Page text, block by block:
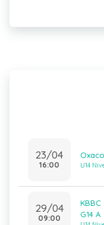
23/04
16:00 U14
29/04
09:00
G14 A